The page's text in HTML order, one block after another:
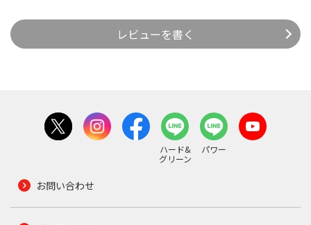
レビューを書く
ハード&
グリーン
パワー
お問い合わせ